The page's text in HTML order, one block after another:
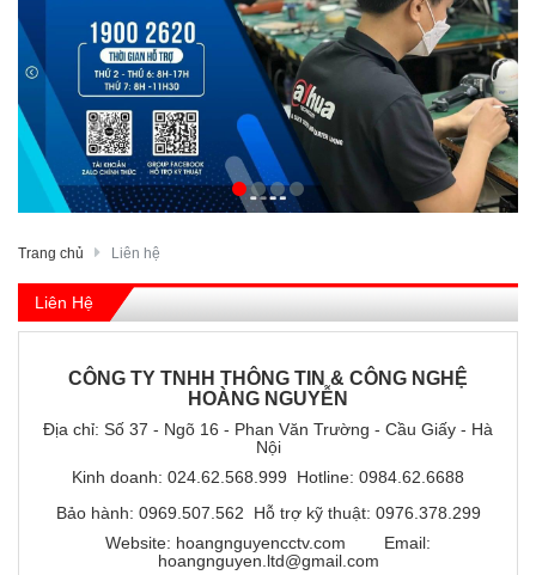
Trang chủ Liên hệ
Liên Hệ
CÔNG TY TNHH THÔNG TIN & CÔNG NGHỆ
HOÀNG NGUYỄN
Địa chỉ: Số 37 - Ngõ 16 - Phan Văn Trường - Cầu Giấy - Hà
Nội
Kinh doanh: 024.62.568.999 Hotline: 0984.62.6688
Bảo hành: 0969.507.562 Hỗ trợ kỹ thuật: 0976.378.299
Website: hoangnguyencctv.com Email:
hoangnguyen.ltd@gmail.com